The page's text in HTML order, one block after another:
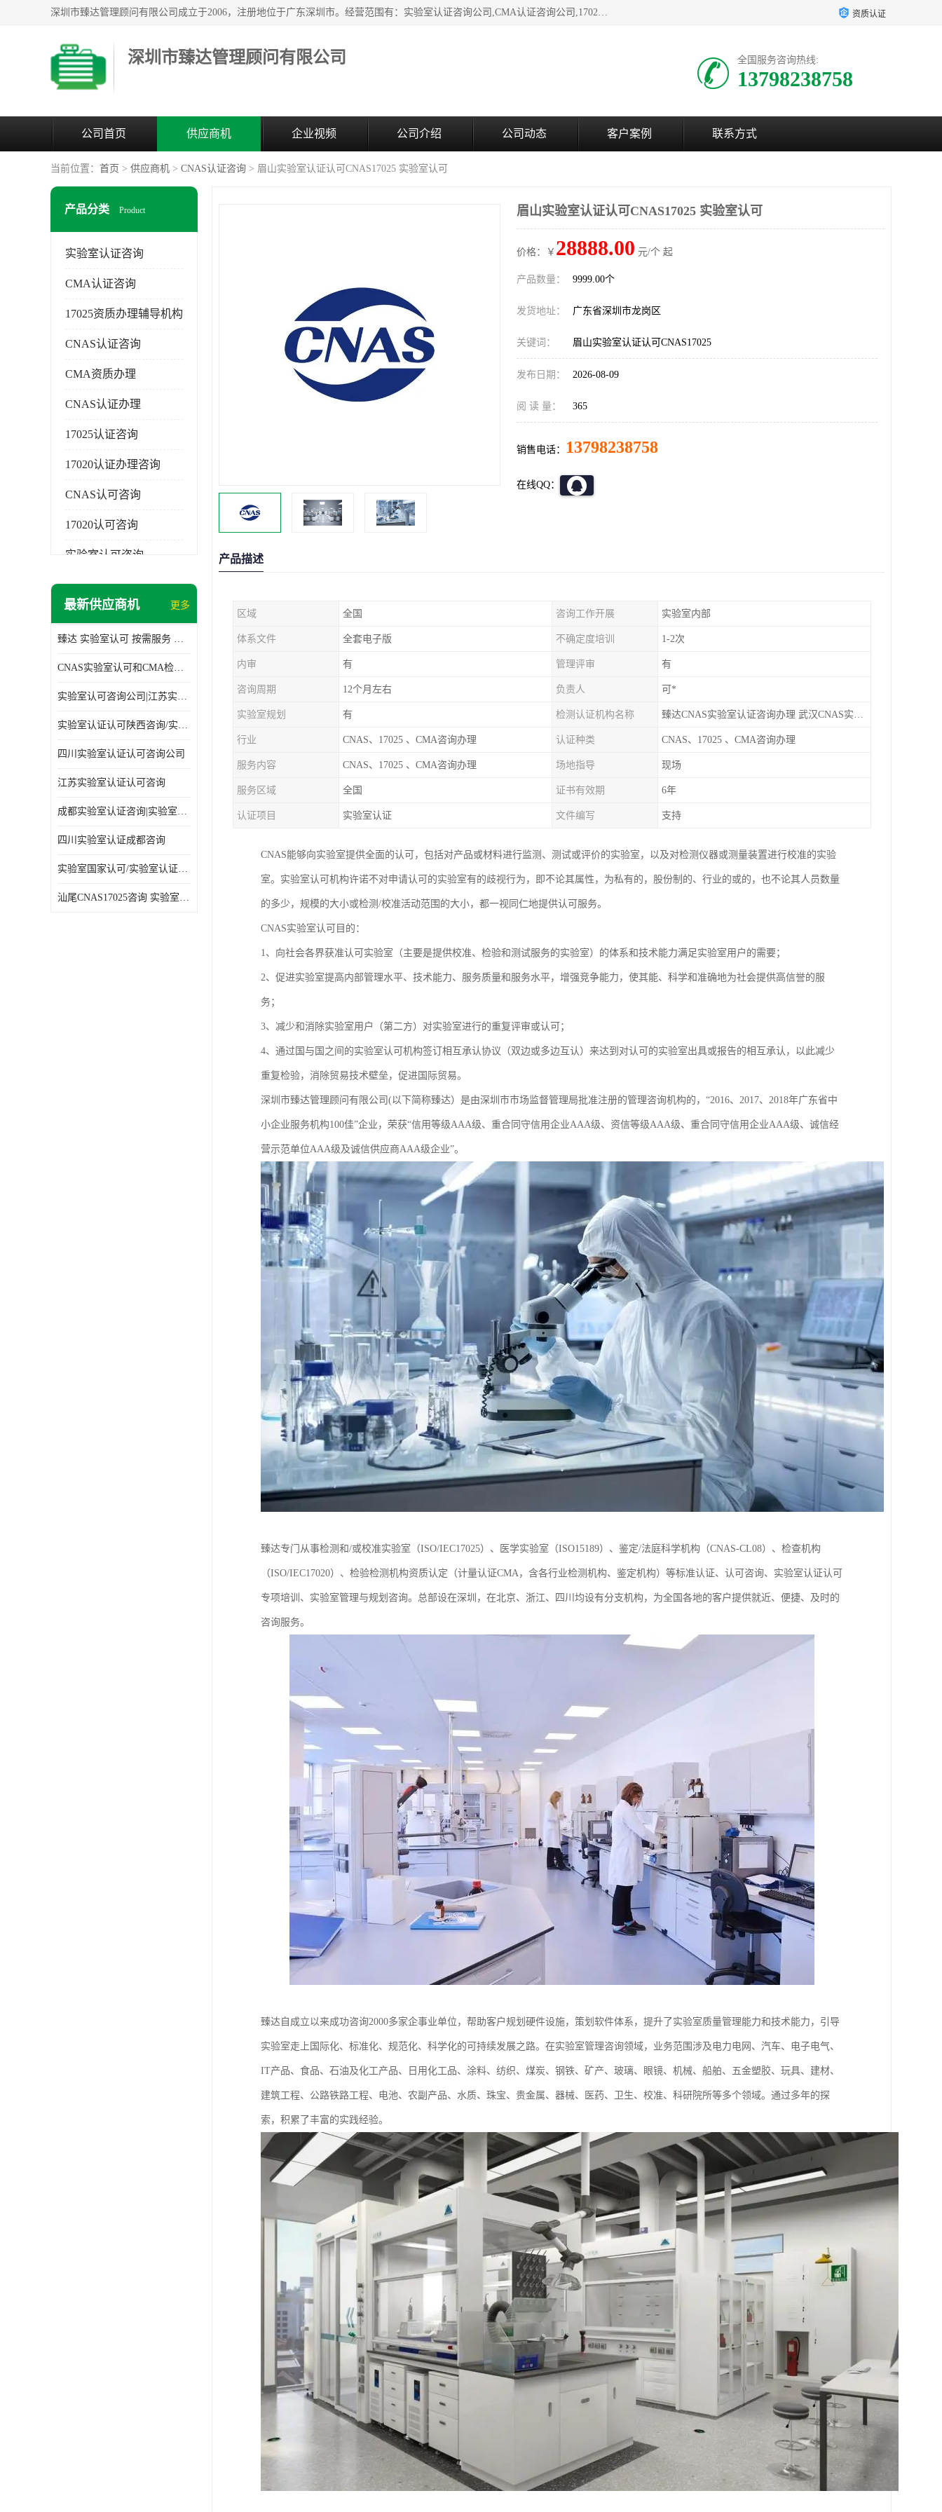
深圳市臻达管理顾问有限公司成立于2006，注册地位于广东深圳市。经营范围有：实验室认证咨询公司,CMA认证咨询公司,17020资质认证辅导机构,CNAS认证咨询,CMA资质办理,CMA咨询,实验室认可咨询,CNAS认可咨询,CNAS认证办理,17025认证咨询,17020认证咨询办理,17020认可咨询等，欢迎有需要的前来咨询。 资质认证
深圳市臻达管理顾问有限公司 全国服务咨询热线:
13798238758
公司首页 供应商机 企业视频 公司介绍 公司动态 客户案例 联系方式
当前位置： 首页 > 供应商机 > CNAS认证咨询 > 眉山实验室认证认可CNAS17025 实验室认可
产品分类 Product
实验室认证咨询
CMA认证咨询
17025资质办理辅导机构
CNAS认证咨询
CMA资质办理
CNAS认证办理
17025认证咨询
17020认证办理咨询
CNAS认可咨询
17020认可咨询
实验室认可咨询
最新供应商机 更多
臻达 实验室认可 按需服务 全程陪同
CNAS实验室认可和CMA检验检测资质认定
实验室认可咨询公司|江苏实验室认证
实验室认证认可陕西咨询/实验室认证认可咨询
四川实验室认证认可咨询公司
江苏实验室认证认可咨询
成都实验室认证咨询|实验室认证可咨询
四川实验室认证成都咨询
实验室国家认可/实验室认证咨询/实验室认可咨询公司
汕尾CNAS17025咨询 实验室认可
眉山实验室认证认可CNAS17025 实验室认可
价格：￥ 28888.00 元/个 起
产品数量： 9999.00个
发货地址： 广东省深圳市龙岗区
关键词： 眉山实验室认证认可CNAS17025
发布日期： 2026-08-09
阅 读 量： 365
销售电话： 13798238758
在线QQ：
产品描述
区域 全国 咨询工作开展 实验室内部
体系文件 全套电子版 不确定度培训 1-2次
内审 有 管理评审 有
咨询周期 12个月左右 负责人 可*
实验室规划 有 检测认证机构名称 臻达CNAS实验室认证咨询办理 武汉CNAS实验室认可办理
行业 CNAS、17025 、CMA咨询办理 认证种类 CNAS、17025 、CMA咨询办理
服务内容 CNAS、17025 、CMA咨询办理 场地指导 现场
服务区域 全国 证书有效期 6年
认证项目 实验室认证 文件编写 支持
CNAS能够向实验室提供全面的认可，包括对产品或材料进行监测、测试或评价的实验室，以及对检测仪器或测量装置进行校准的实验
室。实验室认可机构许诺不对申请认可的实验室有的歧视行为，即不论其属性，为私有的，股份制的、行业的或的，也不论其人员数量
的多少，规模的大小或检测/校准活动范围的大小，都一视同仁地提供认可服务。
CNAS实验室认可目的：
1、向社会各界获准认可实验室（主要是提供校准、检验和测试服务的实验室）的体系和技术能力满足实验室用户的需要；
2、促进实验室提高内部管理水平、技术能力、服务质量和服务水平，增强竞争能力，使其能、科学和准确地为社会提供高信誉的服
务；
3、减少和消除实验室用户（第二方）对实验室进行的重复评审或认可；
4、通过国与国之间的实验室认可机构签订相互承认协议（双边或多边互认）来达到对认可的实验室出具或报告的相互承认，以此减少
重复检验，消除贸易技术壁垒，促进国际贸易。
深圳市臻达管理顾问有限公司(以下简称臻达）是由深圳市市场监督管理局批准注册的管理咨询机构的，“2016、2017、2018年广东省中
小企业服务机构100佳”企业，荣获“信用等级AAA级、重合同守信用企业AAA级、资信等级AAA级、重合同守信用企业AAA级、诚信经
营示范单位AAA级及诚信供应商AAA级企业”。
臻达专门从事检测和/或校准实验室（ISO/IEC17025）、医学实验室（ISO15189）、鉴定/法庭科学机构（CNAS-CL08）、检查机构
（ISO/IEC17020）、检验检测机构资质认定（计量认证CMA，含各行业检测机构、鉴定机构）等标准认证、认可咨询、实验室认证认可
专项培训、实验室管理与规划咨询。总部设在深圳，在北京、浙江、四川均设有分支机构，为全国各地的客户提供就近、便捷、及时的
咨询服务。
臻达自成立以来成功咨询2000多家企事业单位，帮助客户规划硬件设施，策划软件体系，提升了实验室质量管理能力和技术能力，引导
实验室走上国际化、标准化、规范化、科学化的可持续发展之路。在实验室管理咨询领域，业务范围涉及电力电网、汽车、电子电气、
IT产品、食品、石油及化工产品、日用化工品、涂料、纺织、煤炭、钢铁、矿产、玻璃、眼镜、机械、船舶、五金塑胶、玩具、建材、
建筑工程、公路铁路工程、电池、农副产品、水质、珠宝、贵金属、器械、医药、卫生、校准、科研院所等多个领域。通过多年的探
索，积累了丰富的实践经验。